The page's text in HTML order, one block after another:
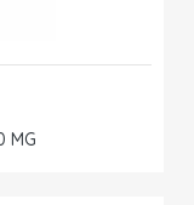
MG